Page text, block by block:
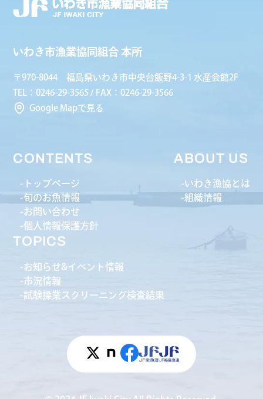
いわき市漁業協同組合 本所
〒970-8044 福島県いわき市中央台飯野4-3-1 水産会館2F
TEL：0246-29-3565 / FAX：0246-29-3566
Google Mapで見る
CONTENTS
トップページ
旬のお魚情報
お問い合わせ
個人情報保護方針
ABOUT US
いわき漁協とは
組織情報
TOPICS
お知らせ&イベント情報
市況情報
試験操業スクリーニング検査結果